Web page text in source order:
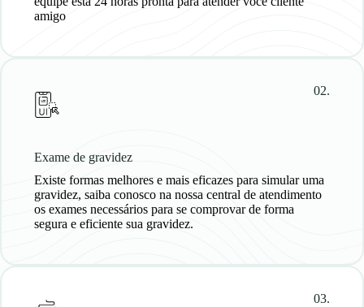
amigo
02.
Exame de gravidez
Existe formas melhores e mais eficazes para simular uma
gravidez, saiba conosco na nossa central de atendimento
os exames necessários para se comprovar de forma
segura e eficiente sua gravidez.
03.